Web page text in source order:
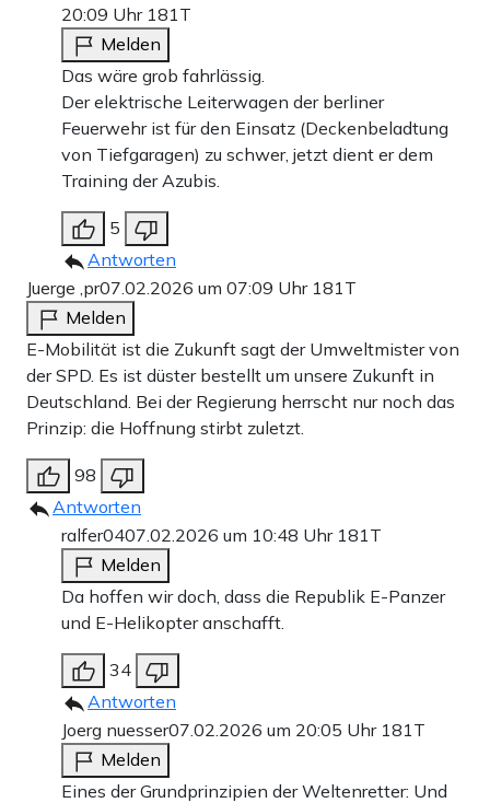
20:09 Uhr 181T
Melden
Das wäre grob fahrlässig.
Der elektrische Leiterwagen der berliner
Feuerwehr ist für den Einsatz (Deckenbeladtung
von Tiefgaragen) zu schwer, jetzt dient er dem
Training der Azubis.
5
Antworten
Juerge ,pr07.02.2026 um 07:09 Uhr 181T
Melden
E-Mobilität ist die Zukunft sagt der Umweltmister von
der SPD. Es ist düster bestellt um unsere Zukunft in
Deutschland. Bei der Regierung herrscht nur noch das
Prinzip: die Hoffnung stirbt zuletzt.
98
Antworten
ralfer0407.02.2026 um 10:48 Uhr 181T
Melden
Da hoffen wir doch, dass die Republik E-Panzer
und E-Helikopter anschafft.
34
Antworten
Joerg nuesser07.02.2026 um 20:05 Uhr 181T
Melden
Eines der Grundprinzipien der Weltenretter: Und